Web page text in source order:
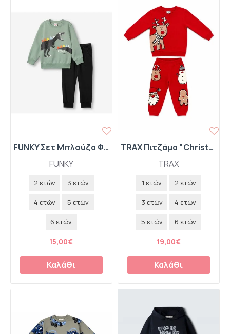
FUNKY
FUNKY Σετ Μπλούζα Φούτερ και Παντελόνι Φόρμας "Roar" 227-317104-2 Χλόη/Μαύρο
2 ετών 3 ετών
4 ετών 5 ετών
6 ετών
15,00€
Καλάθι
TRAX
TRAX Πιτζάμα "Christmas Deer" 50995 Κόκκινο
1 ετών 2 ετών
3 ετών 4 ετών
5 ετών 6 ετών
19,00€
Καλάθι